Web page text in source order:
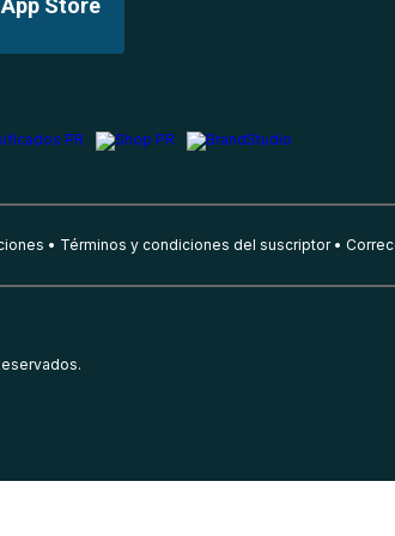
App Store
Términos y condiciones del suscriptor